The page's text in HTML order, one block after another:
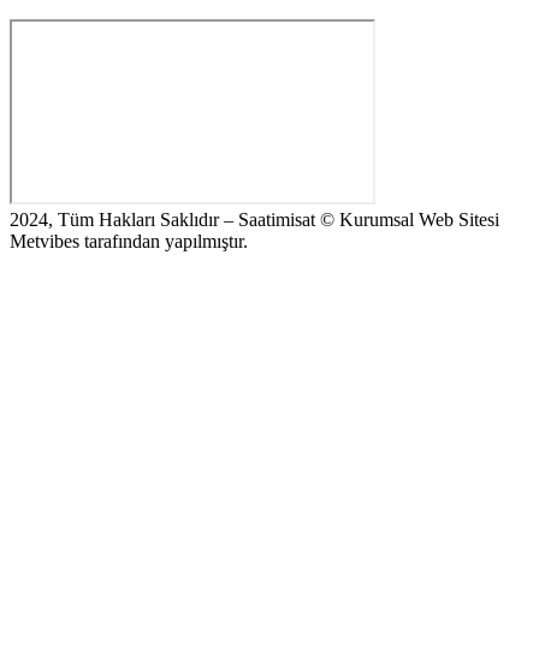
2024, Tüm Hakları Saklıdır – Saatimisat © Kurumsal Web Sitesi
Metvibes tarafından yapılmıştır.